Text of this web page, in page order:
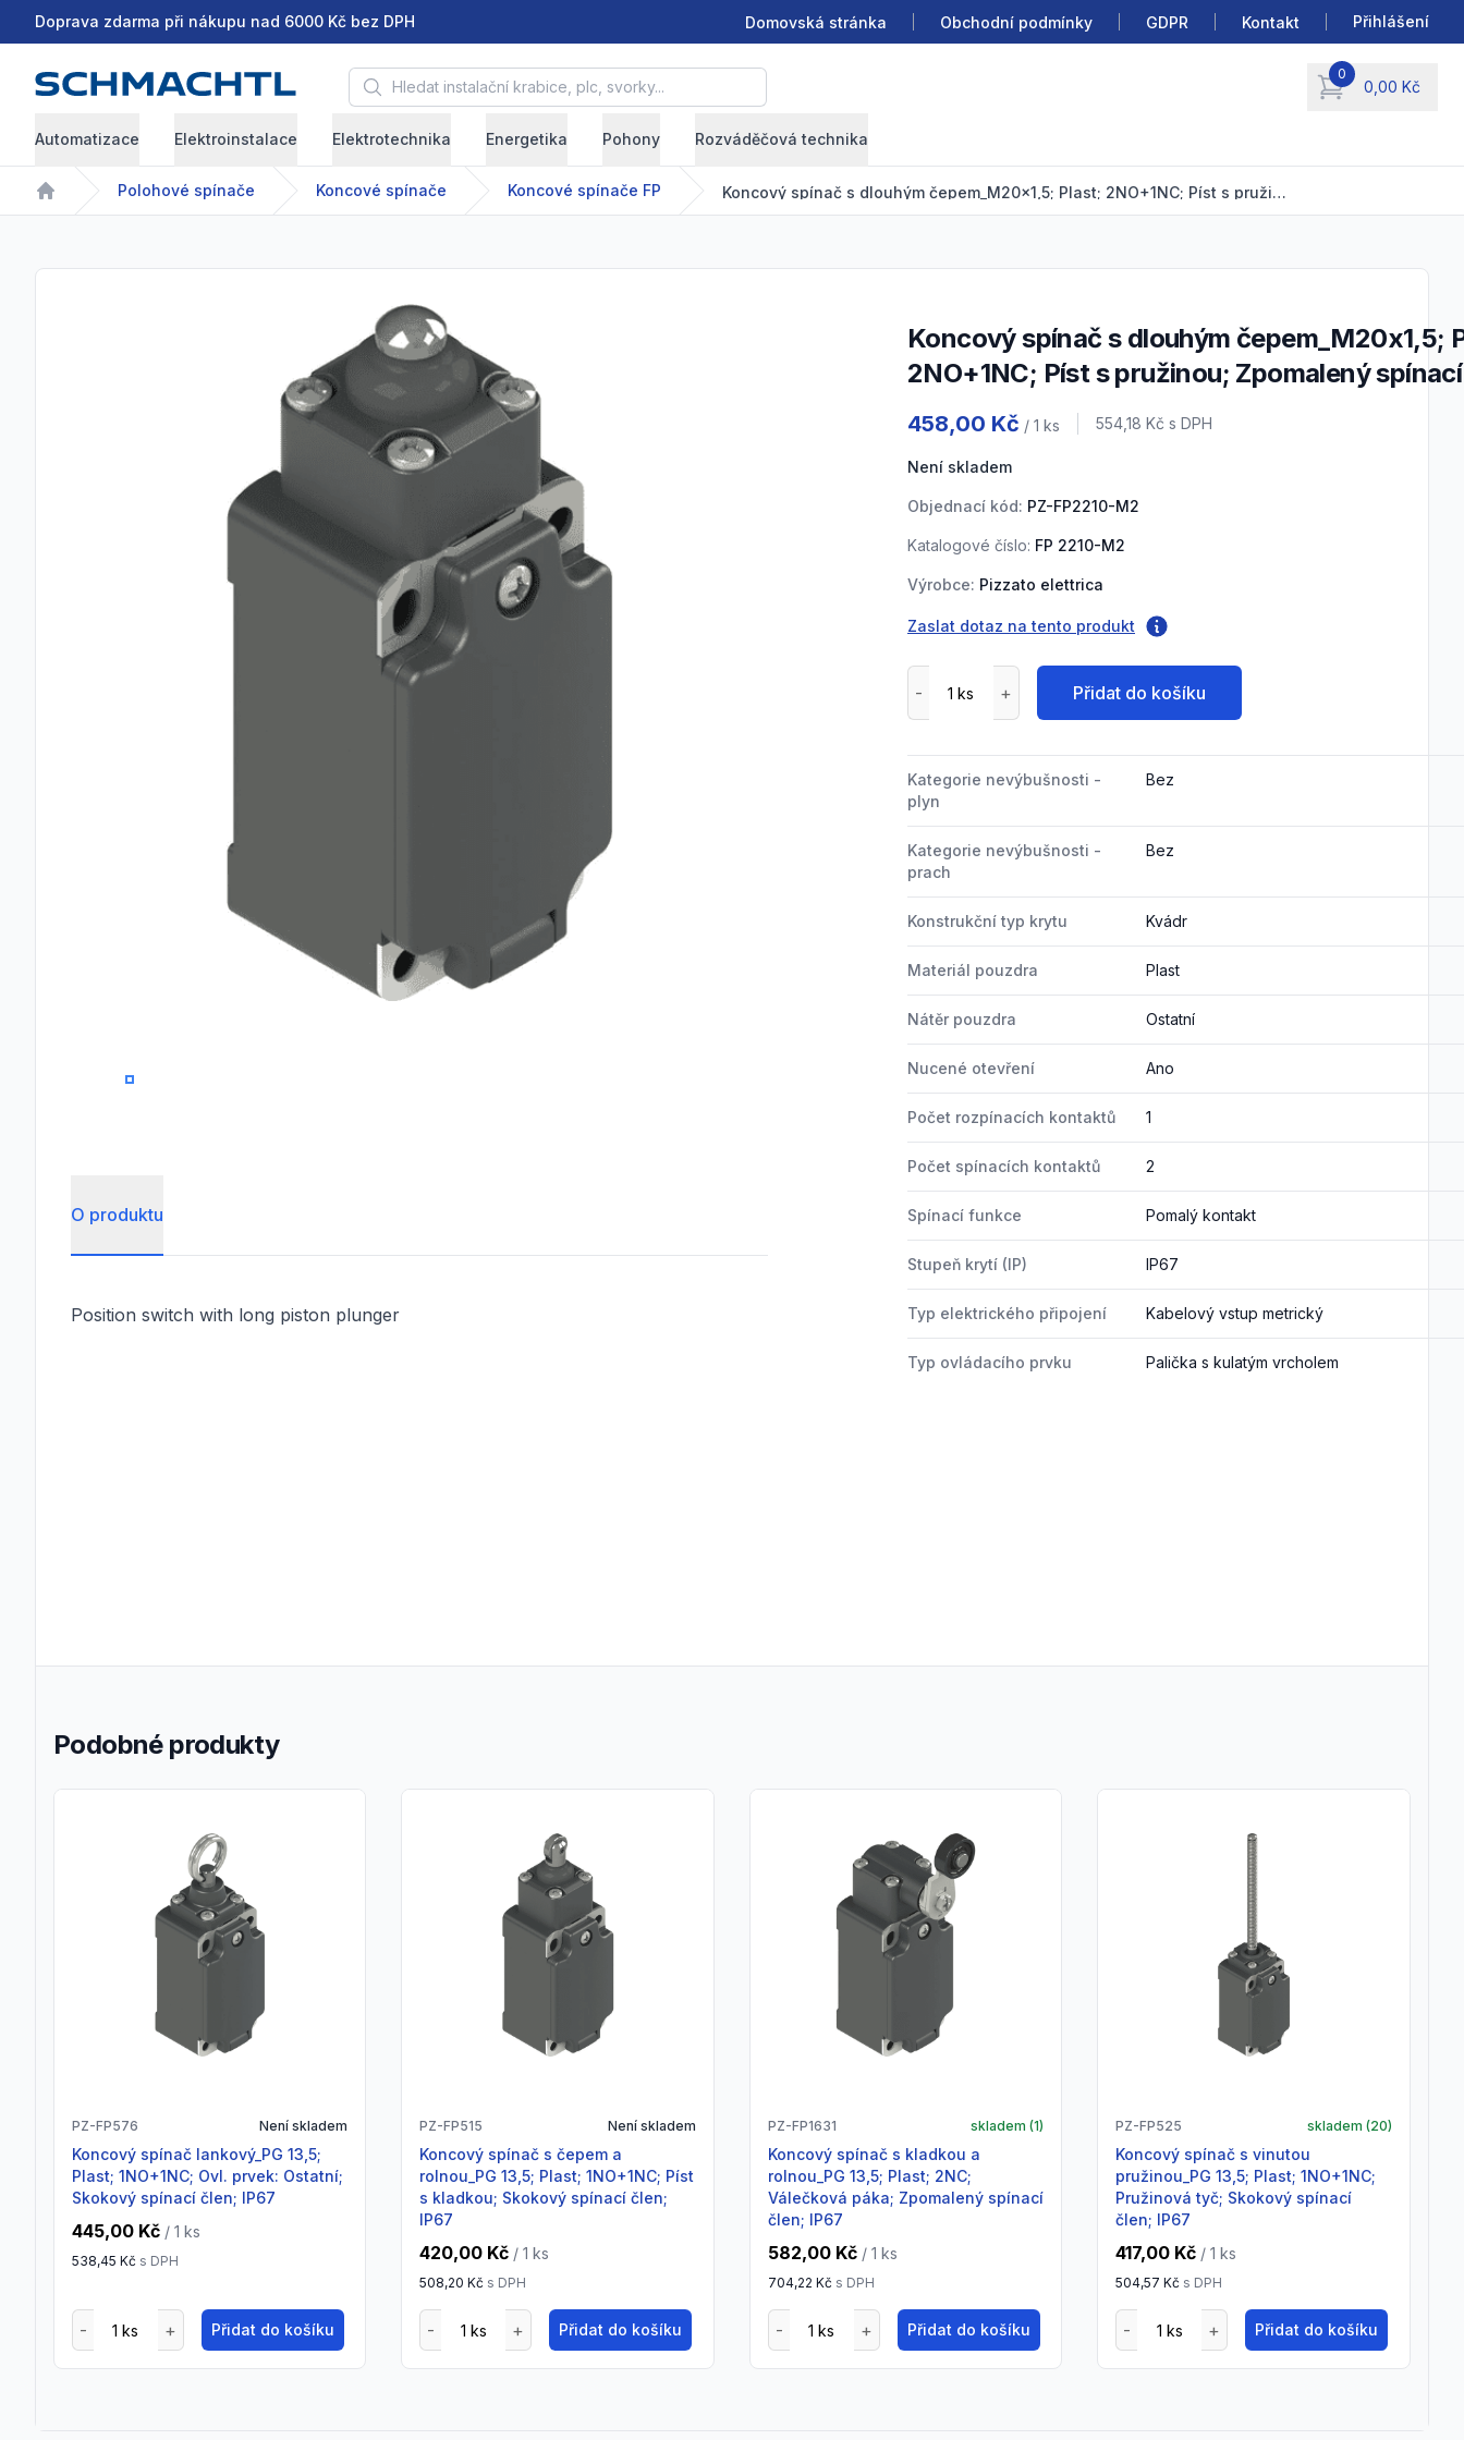
Doprava zdarma při nákupu nad 6000 Kč bez DPH Domovská stránka Obchodní podmínky GDPR Kontakt Přihlášení
Hledat instalační krabice, plc, svorky... 0
0,00 Kč
items in cart, view
Automatizace Elektroinstalace Elektrotechnika Energetika Pohony Rozváděčová technika
Home
Polohové spínače Koncové spínače Koncové spínače FP Koncový spínač s dlouhým čepem_M20x1,5; Plast; 2NO+1NC; Píst s pružinou; Zpomalený spínací člen; IP67
0
Koncový spínač s dlouhým čepem_M20x1,5; Plast;
2NO+1NC; Píst s pružinou; Zpomalený
458,00 Kč / 1 ks Cena s DPH
554,18 Kč s DPH
Není skladem
Objednací kód: PZ-FP2210-M2
Katalogové číslo: FP 2210-M2
Výrobce: Pizzato elettrica
Zaslat dotaz na tento produkt
Přidat do košíku
Kategorie nevýbušnosti -
plyn
Bez
Kategorie nevýbušnosti -
prach
Bez
Konstrukční typ krytu Kvádr
Materiál pouzdra Plast
Nátěr pouzdra Ostatní
Nucené otevření Ano
Počet rozpínacích kontaktů 1
Počet spínacích kontaktů 2
Spínací funkce Pomalý kontakt
Stupeň krytí (IP) IP67
Typ elektrického připojení Kabelový vstup metrický
Typ ovládacího prvku Palička s kulatým vrcholem
O produktu
Position switch with long piston plunger
Podobné produkty
PZ-FP576 Není skladem
Koncový spínač lankový_PG 13,5;
Plast; 1NO+1NC; Ovl. prvek: Ostatní;
Skokový spínací člen; IP67
445,00 Kč / 1 ks
538,45 Kč s DPH
Přidat do košíku
PZ-FP515 Není skladem
Koncový spínač s čepem a
rolnou_PG 13,5; Plast; 1NO+1NC; Píst
s kladkou; Skokový spínací člen;
IP67
420,00 Kč / 1 ks
508,20 Kč s DPH
Přidat do košíku
PZ-FP1631 skladem (1)
Koncový spínač s kladkou a
rolnou_PG 13,5; Plast; 2NC;
Válečková páka; Zpomalený spínací
člen; IP67
582,00 Kč / 1 ks
704,22 Kč s DPH
Přidat do košíku
PZ-FP525 skladem (20)
Koncový spínač s vinutou
pružinou_PG 13,5; Plast; 1NO+1NC;
Pružinová tyč; Skokový spínací
člen; IP67
417,00 Kč / 1 ks
504,57 Kč s DPH
Přidat do košíku